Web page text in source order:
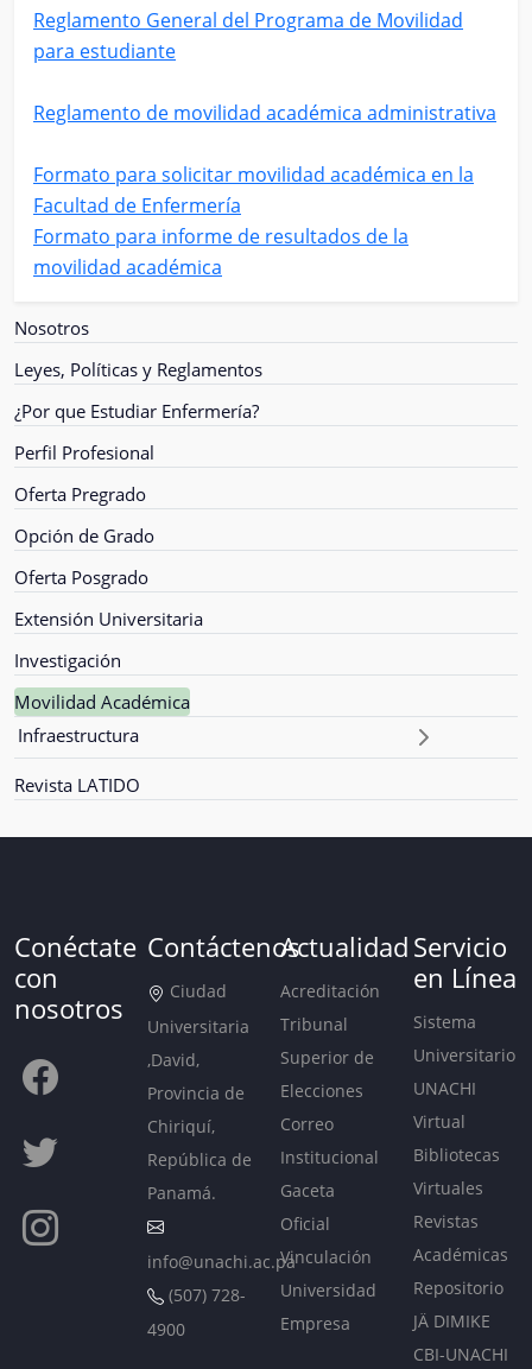
Nosotros
Leyes, Políticas y Reglamentos
¿Por que Estudiar Enfermería?
Perfil Profesional
Oferta Pregrado
Opción de Grado
Oferta Posgrado
Extensión Universitaria
Investigación
Movilidad Académica
Infraestructura
Revista LATIDO
Reglamento General del Programa de Movilidad
para estudiante
Reglamento de movilidad académica administrativa
Formato para solicitar movilidad académica en la
Facultad de Enfermería
Formato para informe de resultados de la
movilidad académica
Conéctate
con
nosotros
Contáctenos
Ciudad
Universitaria
,David,
Provincia de
Chiriquí,
República de
Panamá.
info@unachi.ac.pa
(507) 728-
4900
Actualidad
Acreditación
Tribunal
Superior de
Elecciones
Correo
Institucional
Gaceta
Oficial
Vinculación
Universidad
Empresa
Servicio
en Línea
Sistema
Universitario
UNACHI
Virtual
Bibliotecas
Virtuales
Revistas
Académicas
Repositorio
JÄ DIMIKE
CBI-UNACHI